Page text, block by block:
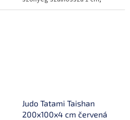
csúszásmentes alsó résszel
Judo Tatami Taishan
200x100x4 cm červená